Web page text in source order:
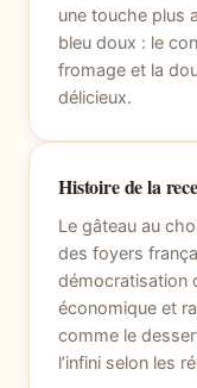
une touche plus
bleu doux : le
fromage et la
délicieux.
Histoire de la
Le gâteau au
des foyers
démocratisation
économique et
comme le
l’infini selon les